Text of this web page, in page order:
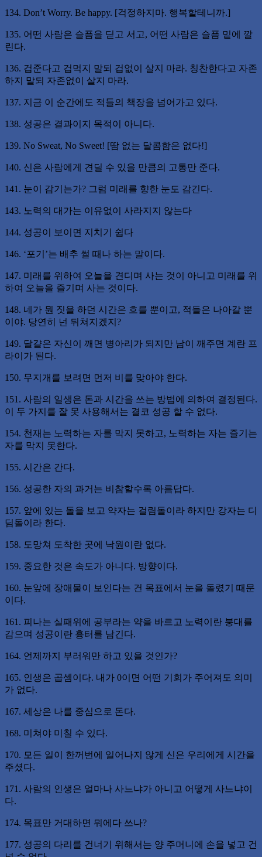
134. Don’t Worry. Be happy. [걱정하지마. 행복할테니까.]
135. 어떤 사람은 슬픔을 딛고 서고, 어떤 사람은 슬픔 밑에 깔
린다.
136. 겁준다고 겁먹지 말되 겁없이 살지 마라. 칭찬한다고 자존
하지 말되 자존없이 살지 마라.
137. 지금 이 순간에도 적들의 책장을 넘어가고 있다.
138. 성공은 결과이지 목적이 아니다.
139. No Sweat, No Sweet! [땀 없는 달콤함은 없다!]
140. 신은 사람에게 견딜 수 있을 만큼의 고통만 준다.
141. 눈이 감기는가? 그럼 미래를 향한 눈도 감긴다.
143. 노력의 대가는 이유없이 사라지지 않는다
144. 성공이 보이면 지치기 쉽다
146. ‘포기’는 배추 썰 때나 하는 말이다.
147. 미래를 위하여 오늘을 견디며 사는 것이 아니고 미래를 위
하여 오늘을 즐기며 사는 것이다.
148. 네가 뭔 짓을 하던 시간은 흐를 뿐이고, 적들은 나아갈 뿐
이야. 당연히 넌 뒤쳐지겠지?
149. 달걀은 자신이 깨면 병아리가 되지만 남이 깨주면 계란 프
라이가 된다.
150. 무지개를 보려면 먼저 비를 맞아야 한다.
151. 사람의 일생은 돈과 시간을 쓰는 방법에 의하여 결정된다.
이 두 가지를 잘 못 사용해서는 결코 성공 할 수 없다.
154. 천재는 노력하는 자를 막지 못하고, 노력하는 자는 즐기는
자를 막지 못한다.
155. 시간은 간다.
156. 성공한 자의 과거는 비참할수록 아름답다.
157. 앞에 있는 돌을 보고 약자는 걸림돌이라 하지만 강자는 디
딤돌이라 한다.
158. 도망쳐 도착한 곳에 낙원이란 없다.
159. 중요한 것은 속도가 아니다. 방향이다.
160. 눈앞에 장애물이 보인다는 건 목표에서 눈을 돌렸기 때문
이다.
161. 피나는 실패위에 공부라는 약을 바르고 노력이란 붕대를
감으며 성공이란 흉터를 남긴다.
164. 언제까지 부러워만 하고 있을 것인가?
165. 인생은 곱셈이다. 내가 0이면 어떤 기회가 주어져도 의미
가 없다.
167. 세상은 나를 중심으로 돈다.
168. 미쳐야 미칠 수 있다.
170. 모든 일이 한꺼번에 일어나지 않게 신은 우리에게 시간을
주셨다.
171. 사람의 인생은 얼마나 사느냐가 아니고 어떻게 사느냐이
다.
174. 목표만 거대하면 뭐에다 쓰나?
177. 성공의 다리를 건너기 위해서는 양 주머니에 손을 넣고 건